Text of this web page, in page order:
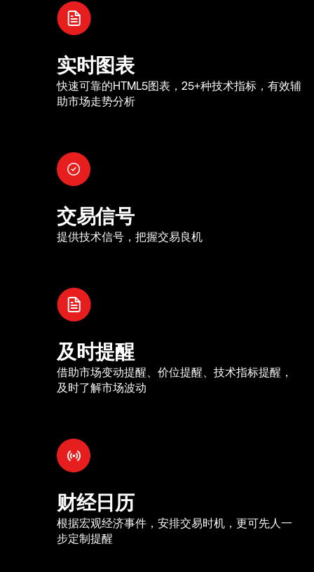
实时图表
快速可靠的HTML5图表，25+种技术指标，有效辅
助市场走势分析
交易信号
提供技术信号，把握交易良机
及时提醒
借助市场变动提醒、价位提醒、技术指标提醒，
及时了解市场波动
财经日历
根据宏观经济事件，安排交易时机，更可先人一
步定制提醒